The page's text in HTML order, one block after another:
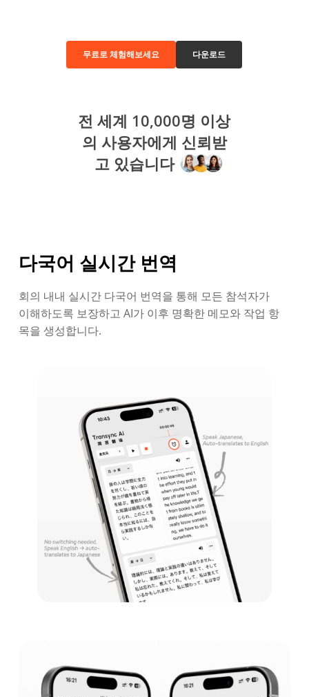
무료로 체험해보세요 다운로드
전 세계 10,000명 이상
의 사용자에게 신뢰받
고 있습니다
다국어 실시간 번역
회의 내내 실시간 다국어 번역을 통해 모든 참석자가
이해하도록 보장하고 AI가 이후 명확한 메모와 작업 항
목을 생성합니다.